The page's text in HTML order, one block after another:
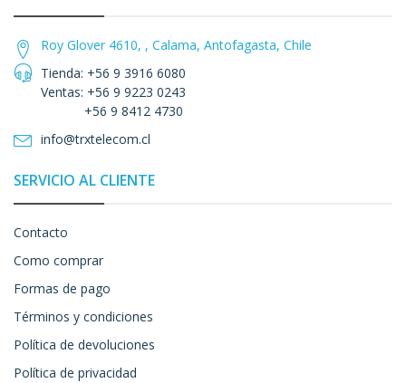
Roy Glover 4610, , Calama, Antofagasta, Chile
Tienda: +56 9 3916 6080
Ventas: +56 9 9223 0243
+56 9 8412 4730
info@trxtelecom.cl
SERVICIO AL CLIENTE
Contacto
Como comprar
Formas de pago
Términos y condiciones
Política de devoluciones
Política de privacidad